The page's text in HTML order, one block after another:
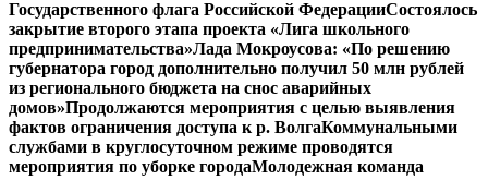
Государственного флага Российской ФедерацииСостоялось
закрытие второго этапа проекта «Лига школьного
предпринимательства»Лада Мокроусова: «По решению
губернатора город дополнительно получил 50 млн рублей
из регионального бюджета на снос аварийных
домов»Продолжаются мероприятия с целью выявления
фактов ограничения доступа к р. ВолгаКоммунальными
службами в круглосуточном режиме проводятся
мероприятия по уборке городаМолодежная команда